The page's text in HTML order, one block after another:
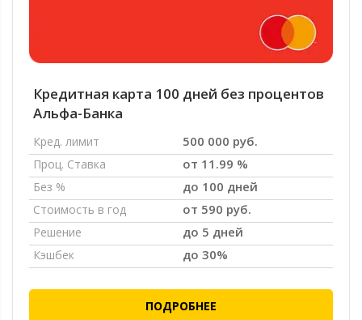
Кредитная карта 100 дней без процентов
Альфа-Банка
Кред. лимит 500 000 руб.
Проц. Ставка от 11.99 %
Без % до 100 дней
Стоимость в год от 590 руб.
Решение до 5 дней
Кэшбек до 30%
ПОДРОБНЕЕ